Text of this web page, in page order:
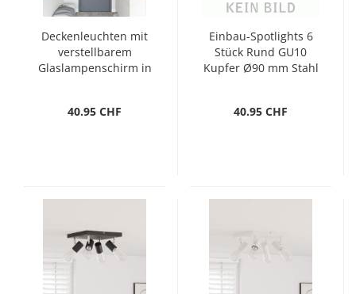
Deckenleuchten mit
verstellbarem
Glaslampenschirm in
40.95 CHF
Einbau-Spotlights 6
Stück Rund GU10
Kupfer Ø90 mm Stahl
40.95 CHF